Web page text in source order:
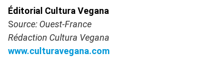
Éditorial Cultura Vegana
Source: Ouest-France
Rédaction Cultura Vegana
www.culturavegana.com